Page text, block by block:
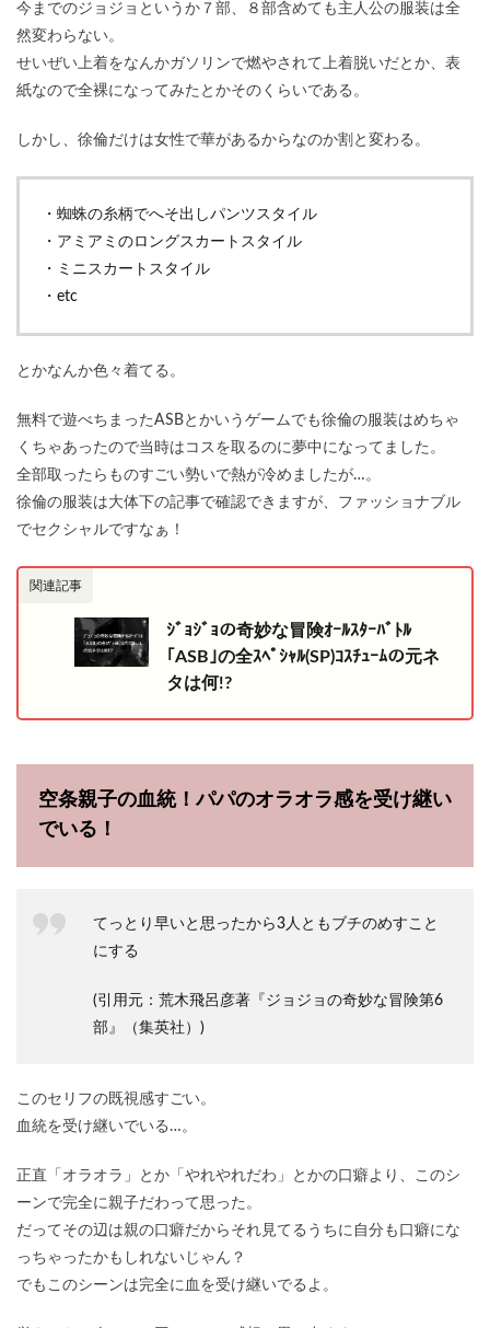
今までのジョジョというか７部、８部含めても主人公の服装は全
然変わらない。
せいぜい上着をなんかガソリンで燃やされて上着脱いだとか、表
紙なので全裸になってみたとかそのくらいである。
しかし、徐倫だけは女性で華があるからなのか割と変わる。
・蜘蛛の糸柄でへそ出しパンツスタイル
・アミアミのロングスカートスタイル
・ミニスカートスタイル
・etc
とかなんか色々着てる。
無料で遊べちまったASBとかいうゲームでも徐倫の服装はめちゃ
くちゃあったので当時はコスを取るのに夢中になってました。
全部取ったらものすごい勢いで熱が冷めましたが…。
徐倫の服装は大体下の記事で確認できますが、ファッショナブル
でセクシャルですなぁ！
関連記事
ｼﾞｮｼﾞｮの奇妙な冒険ｵｰﾙｽﾀｰﾊﾞﾄﾙ
｢ASB｣の全ｽﾍﾟｼｬﾙ(SP)ｺｽﾁｭｰﾑの元ネ
タは何!?
空条親子の血統！パパのオラオラ感を受け継い
でいる！
てっとり早いと思ったから3人ともブチのめすこと
にする
(引用元：荒木飛呂彦著『ジョジョの奇妙な冒険第6
部』（集英社）)
このセリフの既視感すごい。
血統を受け継いでいる…。
正直「オラオラ」とか「やれやれだわ」とかの口癖より、このシ
ーンで完全に親子だわって思った。
だってその辺は親の口癖だからそれ見てるうちに自分も口癖にな
っちゃったかもしれないじゃん？
でもこのシーンは完全に血を受け継いでるよ。